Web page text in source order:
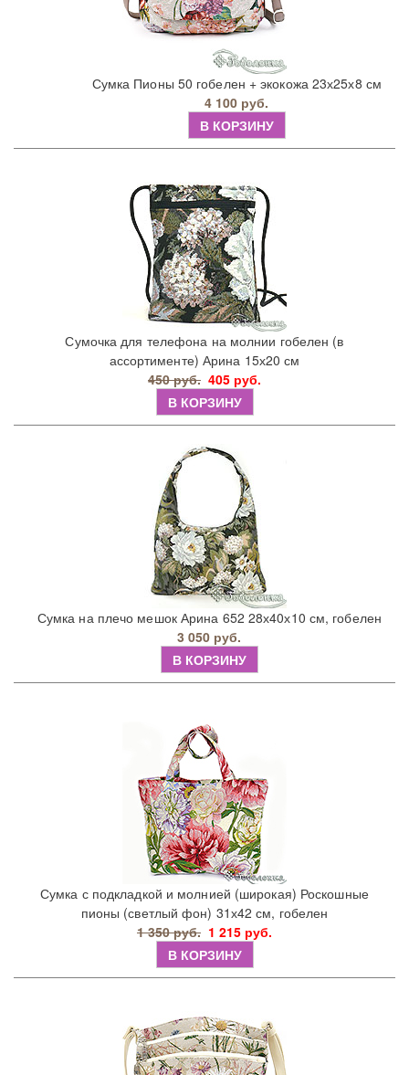
Сумка Пионы 50 гобелен + экокожа 23х25х8 см
4 100 руб.
В КОРЗИНУ
Сумочка для телефона на молнии гобелен (в
ассортименте) Арина 15х20 см
450 руб. 405 руб.
В КОРЗИНУ
Сумка на плечо мешок Арина 652 28х40х10 см, гобелен
3 050 руб.
В КОРЗИНУ
Сумка с подкладкой и молнией (широкая) Роскошные
пионы (светлый фон) 31х42 см, гобелен
1 350 руб. 1 215 руб.
В КОРЗИНУ